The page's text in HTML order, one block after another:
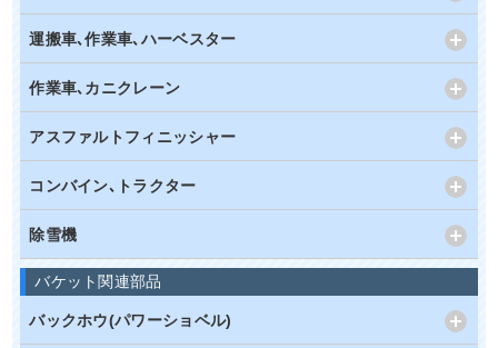
運搬車､作業車､ハーベスター
作業車､カニクレーン
アスファルトフィニッシャー
コンバイン､トラクター
除雪機
バケット関連部品
バックホウ(パワーショベル)